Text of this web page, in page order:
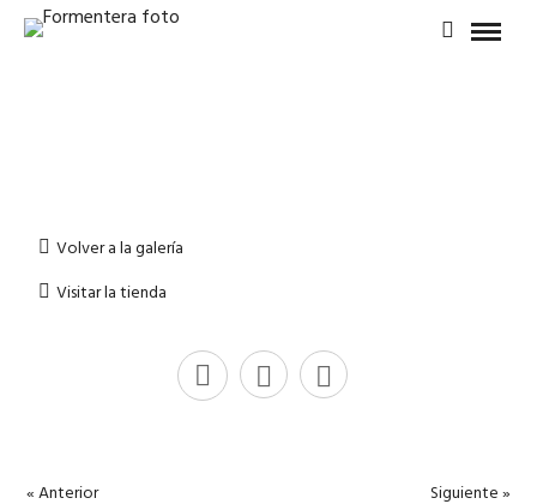
Volver a la galería
Visitar la tienda
« Anterior Siguiente »